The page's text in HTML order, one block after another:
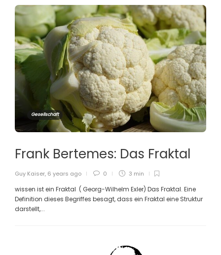
Gesellschaft
Frank Bertemes: Das Fraktal
Guy Kaiser, 6 years ago 0 3 min
wissen ist ein Fraktal ( Georg-Wilhelm Exler) Das Fraktal. Eine
Definition dieses Begriffes besagt, dass ein Fraktal eine Struktur
darstellt,...